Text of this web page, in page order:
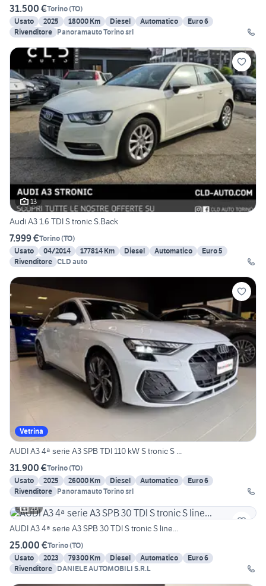
31.500 €Torino(TO)
Usato
2025 18000 Km Diesel Automatico
Euro 6
Rivenditore Panoramauto Torino srl
13
Audi A3 1.6 TDI S tronic S.Back
7.999 €Torino(TO)
Usato
04/2014 177814 Km Diesel Automatico
Euro 5
Rivenditore CLD auto
Vetrina
AUDI A3 4ª serie A3 SPB TDI 110 kW S tronic S ...
31.900 €Torino(TO)
Usato
2025 26000 Km Diesel Automatico
Euro 6
Rivenditore Panoramauto Torino srl
20
AUDI A3 4ª serie A3 SPB 30 TDI S tronic S line...
25.000 €Torino(TO)
Usato
2023 79300 Km Diesel Automatico
Euro 6
Rivenditore DANIELE AUTOMOBILI S.R.L